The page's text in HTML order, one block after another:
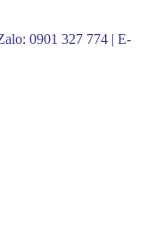
0901 327 774 | E-